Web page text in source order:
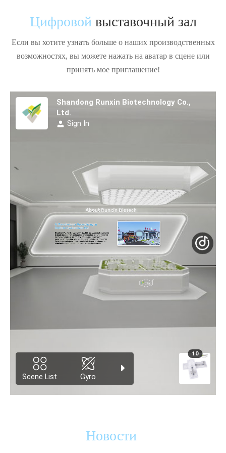
Цифровой выставочный зал
Если вы хотите узнать больше о наших производственных
возможностях, вы можете нажать на аватар в сцене или
принять мое приглашение!
Новости